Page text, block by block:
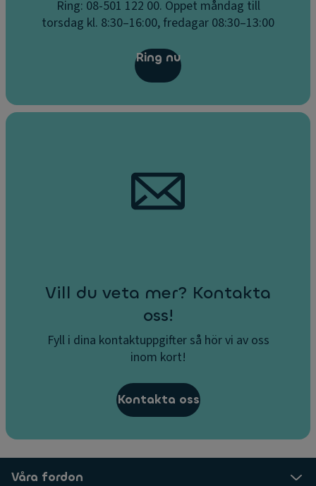
Ring: 08-501 122 00. Öppet måndag till
torsdag kl. 8:30–16:00, fredagar 08:30–13:00
Ring nu
Vill du veta mer? Kontakta
oss!
Fyll i dina kontaktuppgifter så hör vi av oss
inom kort!
Kontakta oss
Våra fordon